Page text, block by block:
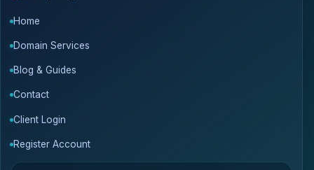
Home
Domain Services
Blog & Guides
Contact
Client Login
Register Account